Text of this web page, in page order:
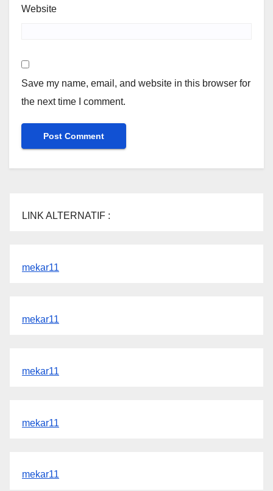
Website
Save my name, email, and website in this browser for
the next time I comment.
LINK ALTERNATIF :
mekar11
mekar11
mekar11
mekar11
mekar11